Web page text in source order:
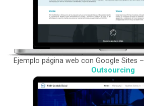
Ejemplo página web con Google Sites –
Outsourcing